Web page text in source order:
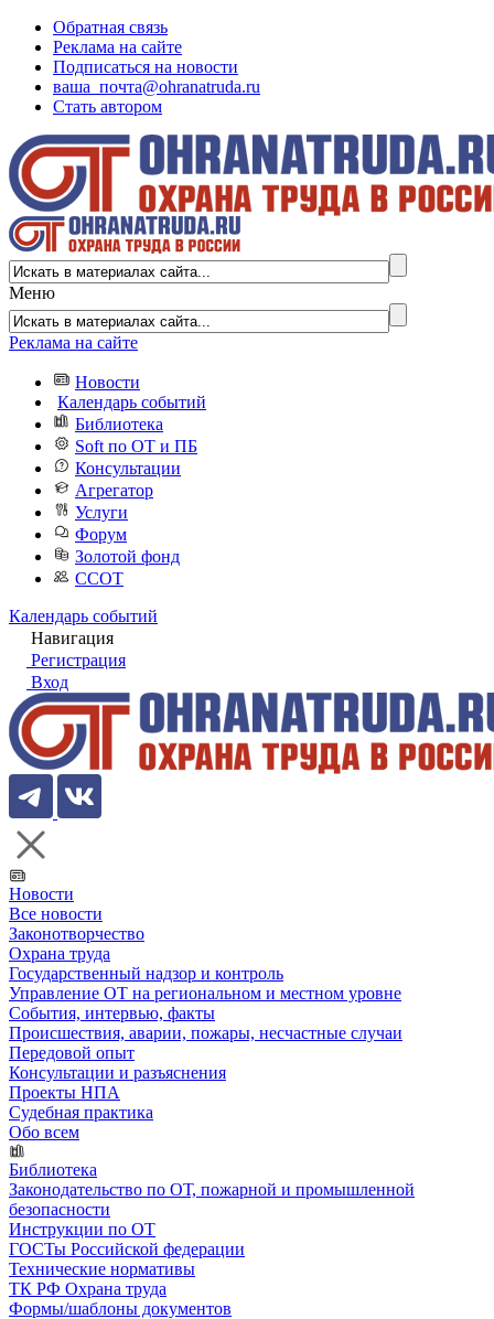
Обратная связь
Реклама на сайте
Подписаться на новости
ваша_почта@ohranatruda.ru
Стать автором
Меню
Реклама на сайте
Новости
Календарь событий
Библиотека
Soft по ОТ и ПБ
Консультации
Агрегатор
Услуги
Форум
Золотой фонд
ССОТ
Календарь событий
Навигация
Регистрация
Вход
Новости
Все новости
Законотворчество
Охрана труда
Государственный надзор и контроль
Управление ОТ на региональном и местном уровне
События, интервью, факты
Происшествия, аварии, пожары, несчастные случаи
Передовой опыт
Консультации и разъяснения
Проекты НПА
Судебная практика
Обо всем
Библиотека
Законодательство по ОТ, пожарной и промышленной
безопасности
Инструкции по ОТ
ГОСТы Российской федерации
Технические нормативы
ТК РФ Охрана труда
Формы/шаблоны документов